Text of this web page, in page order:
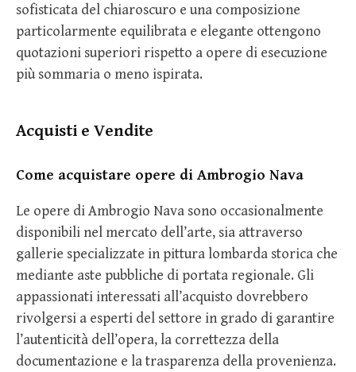
sofisticata del chiaroscuro e una composizione
particolarmente equilibrata e elegante ottengono
quotazioni superiori rispetto a opere di esecuzione
più sommaria o meno ispirata.
Acquisti e Vendite
Come acquistare opere di Ambrogio Nava
Le opere di Ambrogio Nava sono occasionalmente
disponibili nel mercato dell’arte, sia attraverso
gallerie specializzate in pittura lombarda storica che
mediante aste pubbliche di portata regionale. Gli
appassionati interessati all’acquisto dovrebbero
rivolgersi a esperti del settore in grado di garantire
l’autenticità dell’opera, la correttezza della
documentazione e la trasparenza della provenienza.